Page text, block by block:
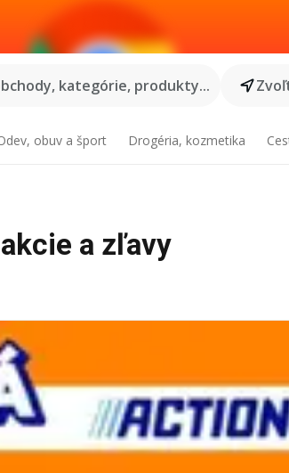
kategórie, produkty...
obuv a šport Drogéria, kozmetika
a zľavy